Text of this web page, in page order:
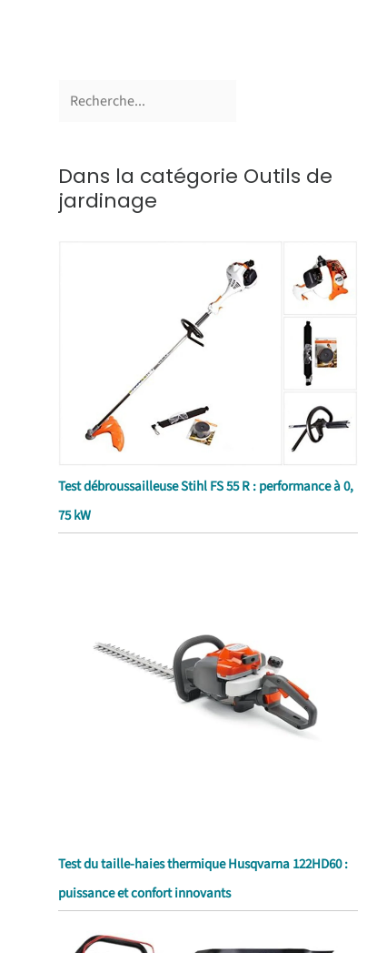
Dans la catégorie Outils de
jardinage
Test débroussailleuse Stihl FS 55 R : performance à 0,
75 kW
Test du taille-haies thermique Husqvarna 122HD60 :
puissance et confort innovants